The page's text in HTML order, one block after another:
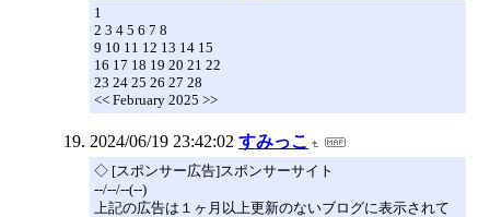
1
2 3 4 5 6 7 8
9 10 11 12 13 14 15
16 17 18 19 20 21 22
23 24 25 26 27 28
<< February 2025 >>
2024/06/19 23:42:02 すみっこ
◇ [スポンサー広告]スポンサーサイト
--/--/--(--)
上記の広告は１ヶ月以上更新のないブログに表示されて